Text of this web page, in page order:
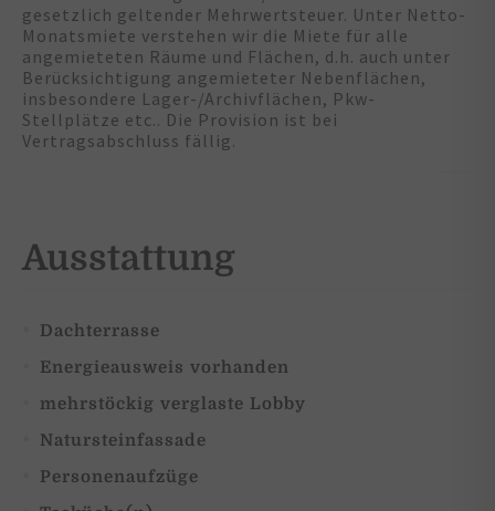
gesetzlich geltender Mehrwertsteuer. Unter Netto-
Monatsmiete verstehen wir die Miete für alle
angemieteten Räume und Flächen, d.h. auch unter
Berücksichtigung angemieteter Nebenflächen,
insbesondere Lager-/Archivflächen, Pkw-
Stellplätze etc.. Die Provision ist bei
Vertragsabschluss fällig.
Ausstattung
Dachterrasse
Energieausweis vorhanden
mehrstöckig verglaste Lobby
Natursteinfassade
Personenaufzüge